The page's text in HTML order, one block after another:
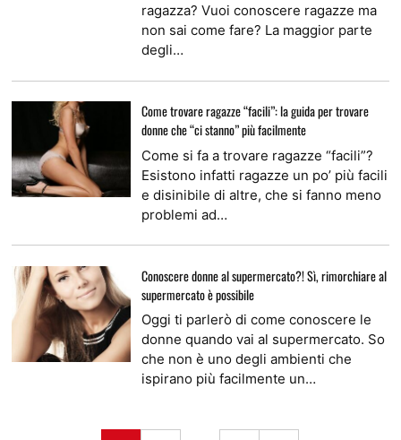
ragazza? Vuoi conoscere ragazze ma
non sai come fare? La maggior parte
degli…
Come trovare ragazze “facili”: la guida per trovare
donne che “ci stanno” più facilmente
Come si fa a trovare ragazze “facili”?
Esistono infatti ragazze un po’ più facili
e disinibile di altre, che si fanno meno
problemi ad…
Conoscere donne al supermercato?! Sì, rimorchiare al
supermercato è possibile
Oggi ti parlerò di come conoscere le
donne quando vai al supermercato. So
che non è uno degli ambienti che
ispirano più facilmente un…